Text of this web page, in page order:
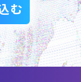
む